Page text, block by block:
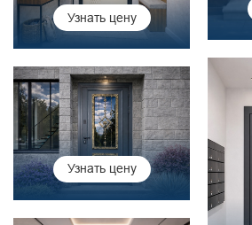
Узнать цену
Узнать цену